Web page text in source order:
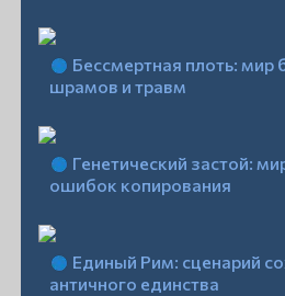
Бессмертная плоть: мир
шрамов и травм
Генетический застой:
ошибок копирования
Единый Рим: сценарий
античного единства